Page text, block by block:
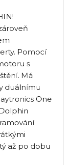
Pomocí
s
Má
duálnímu
One
až po dobu